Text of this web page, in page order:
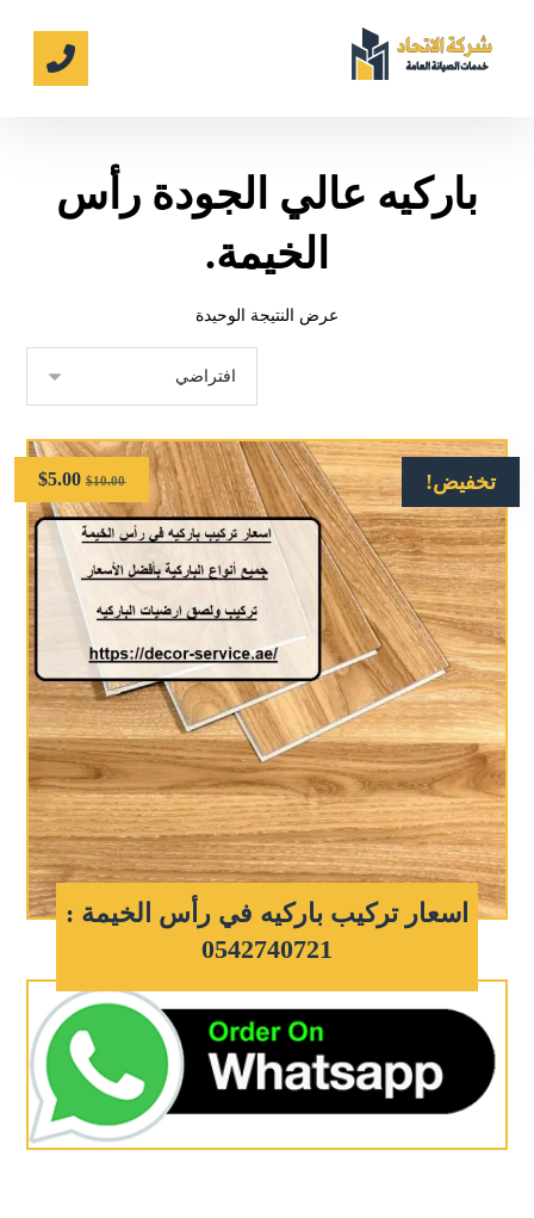
باركيه عالي الجودة رأس
الخيمة.
عرض النتيجة الوحيدة
تخفيض!
اسعار تركيب باركيه في رأس الخيمة :
0542740721
$10.00
$5.00